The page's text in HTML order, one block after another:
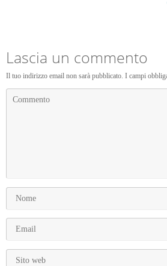
Lascia un commento
Il tuo indirizzo email non sarà pubblicato. I campi